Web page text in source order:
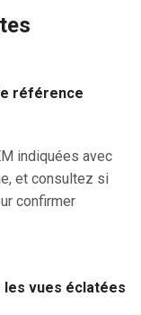
référence
indiquées avec
et consultez si
confirmer
vues éclatées